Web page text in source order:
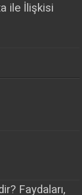
ile İlişkisi
Faydaları,